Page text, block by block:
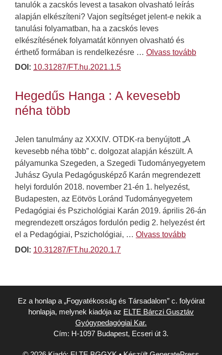
tanulók a zacskós levest a tasakon olvasható leírás
alapján elkészíteni? Vajon segítséget jelent-e nekik a
tanulási folyamatban, ha a zacskós leves
elkészítésének folyamatát könnyen olvasható és
érthető formában is rendelkezésre … Olvass tovább
DOI: 10.31287/FT.hu.2021.1.5
Hegedűs Hanga : A kevesebb
néha több
Jelen tanulmány az XXXIV. OTDK-ra benyújtott „A
kevesebb néha több” c. dolgozat alapján készült. A
pályamunka Szegeden, a Szegedi Tudományegyetem
Juhász Gyula Pedagógusképző Karán megrendezett
helyi fordulón 2018. november 21-én 1. helyezést,
Budapesten, az Eötvös Loránd Tudományegyetem
Pedagógiai és Pszichológiai Karán 2019. április 26-án
megrendezett országos fordulón pedig 2. helyezést ért
el a Pedagógiai, Pszichológiai, … Olvass tovább
DOI: 10.31287/FT.hu.2020.1.7
Ez a honlap a „Fogyatékosság és Társadalom” c. folyóirat
honlapja, melynek kiadója az ELTE Bárczi Gusztáv
Gyógypedagógiai Kar.
Cím: H-1097 Budapest, Ecseri út 3.